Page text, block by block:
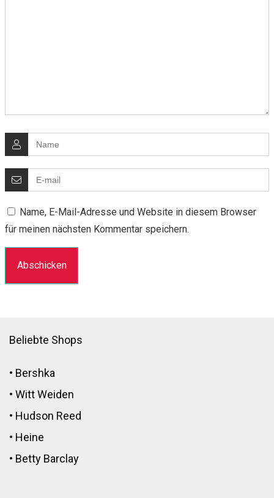
Name, E-Mail-Adresse und Website in diesem Browser
für meinen nächsten Kommentar speichern.
Beliebte Shops
• Bershka
• Witt Weiden
• Hudson Reed
• Heine
• Betty Barclay